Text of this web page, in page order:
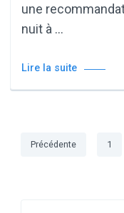
une
nuit à …
Lire la suite
Pagination
Précédente Page
1